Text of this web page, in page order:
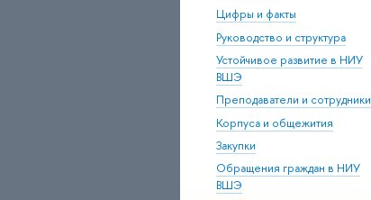
Цифры и факты
Руководство и структура
Устойчивое развитие в НИУ
ВШЭ
Преподаватели и сотрудники
Корпуса и общежития
Закупки
Обращения граждан в НИУ
ВШЭ